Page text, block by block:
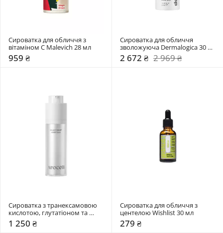
Сироватка для обличчя з
вітаміном C Malevich 28 мл
959 ₴
Сироватка для обличчя
зволожуюча Dermalogica 30
мл
2 672 ₴ 2 969 ₴
Сироватка з транексамовою
кислотою, глутатіоном та
мелатоніном Arocell 30 мл
1 250 ₴
Сироватка для обличчя з
центелою Wishlist 30 мл
279 ₴